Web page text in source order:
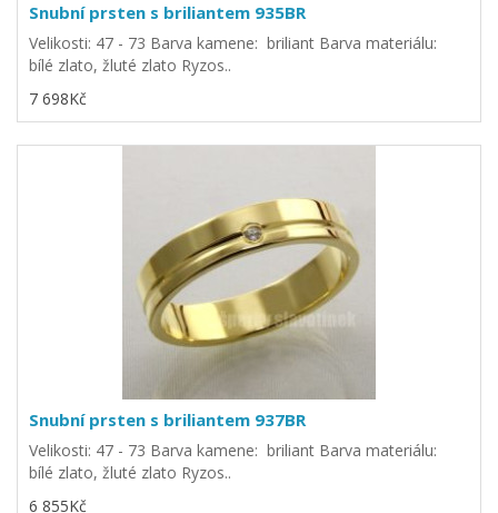
Snubní prsten s briliantem 935BR
Velikosti: 47 - 73 Barva kamene: briliant Barva materiálu:
bílé zlato, žluté zlato Ryzos..
7 698Kč
Snubní prsten s briliantem 937BR
Velikosti: 47 - 73 Barva kamene: briliant Barva materiálu:
bílé zlato, žluté zlato Ryzos..
6 855Kč